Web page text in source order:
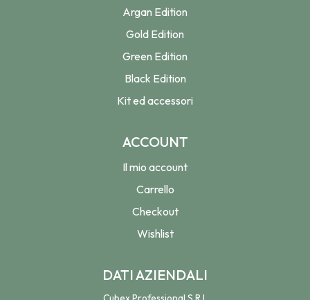
Argan Edition
Gold Edition
Green Edition
Black Edition
Kit ed accessori
ACCOUNT
Il mio account
Carrello
Checkout
Wishlist
DATI AZIENDALI